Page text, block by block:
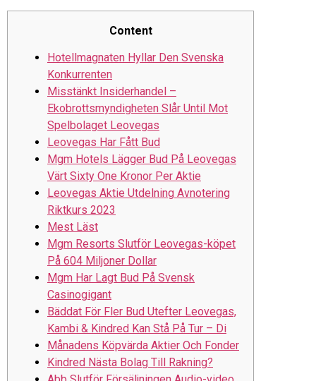
Content
Hotellmagnaten Hyllar Den Svenska
Konkurrenten
Misstänkt Insiderhandel –
Ekobrottsmyndigheten Slår Until Mot
Spelbolaget Leovegas
Leovegas Har Fått Bud
Mgm Hotels Lägger Bud På Leovegas
Värt Sixty One Kronor Per Aktie
Leovegas Aktie Utdelning Avnotering
Riktkurs 2023
Mest Läst
Mgm Resorts Slutför Leovegas-köpet
På 604 Miljoner Dollar
Mgm Har Lagt Bud På Svensk
Casinogigant
Bäddat För Fler Bud Utefter Leovegas,
Kambi & Kindred Kan Stå På Tur – Di
Månadens Köpvärda Aktier Och Fonder
Kindred Nästa Bolag Till Rakning?